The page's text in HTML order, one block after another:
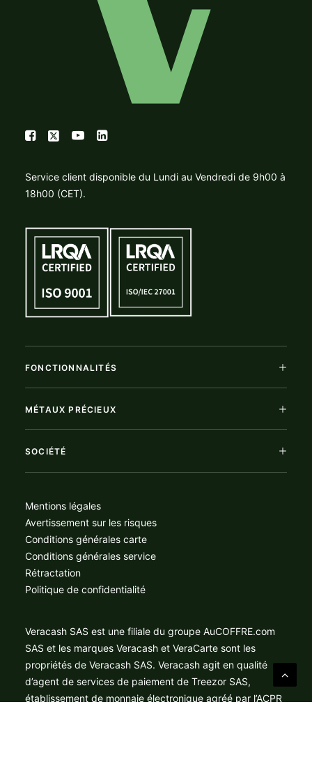
Service client disponible du Lundi au Vendredi de 9h00 à
18h00 (CET).
FONCTIONNALITÉS
MÉTAUX PRÉCIEUX
SOCIÉTÉ
Mentions légales
Avertissement sur les risques
Conditions générales carte
Conditions générales service
Rétractation
Politique de confidentialité
Veracash SAS est une filiale du groupe AuCOFFRE.com
SAS et les marques Veracash et VeraCarte sont les
propriétés de Veracash SAS. Veracash agit en qualité
d’agent de services de paiement de Treezor SAS,
établissement de monnaie électronique agréé par l’ACPR